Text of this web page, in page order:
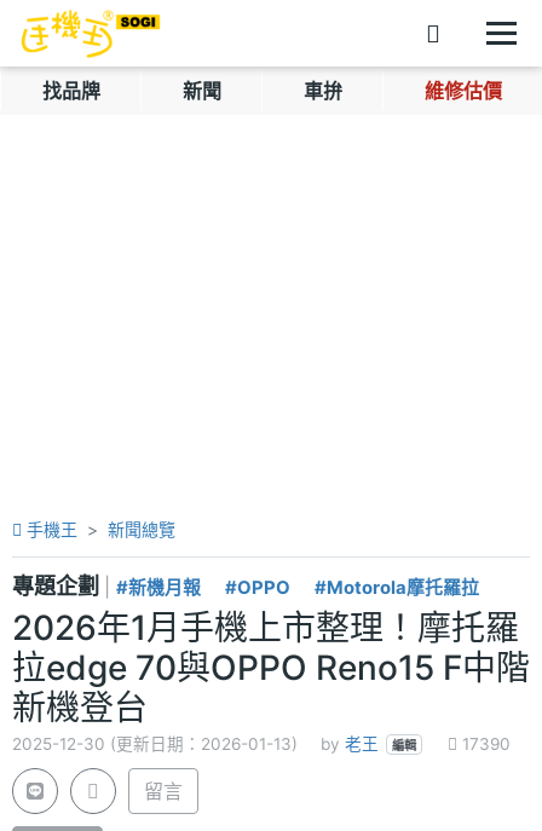
找品牌 新聞 車拚 維修估價
手機王 新聞總覽
專題企劃 #新機月報 #OPPO #Motorola摩托羅拉
2026年1月手機上市整理！摩托羅
拉edge 70與OPPO Reno15 F中階
新機登台
2025-12-30 (更新日期：2026-01-13) by 老王 編輯 17390
留言